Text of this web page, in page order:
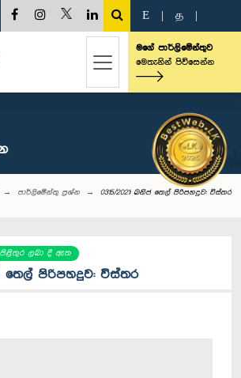
E த
මගේ පාර්ලිමේන්තුව
මෙතැනින් පිවිසෙන්න
පාර්ලි‌මේන්තු‌ ප්‍රශ්න 0315/2021: ඛනිජ තෙල් පිරිපහදුව: විස්තර
පිළිතුර ලබා දී ඇත
තෙල් පිරිපහදුව: විස්තර